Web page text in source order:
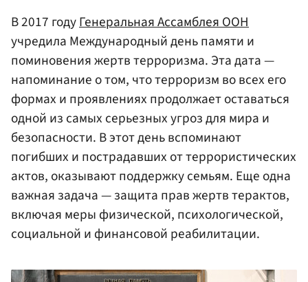
В 2017 годуГенеральная Ассамблея ООН
учредила Международный день памяти и
поминовения жертв терроризма. Эта дата —
напоминание о том, что терроризм во всех его
формах и проявлениях продолжает оставаться
одной из самых серьезных угроз для мира и
безопасности. В этот день вспоминают
погибших и пострадавших от террористических
актов, оказывают поддержку семьям. Еще одна
важная задача — защита прав жертв терактов,
включая меры физической, психологической,
социальной и финансовой реабилитации.